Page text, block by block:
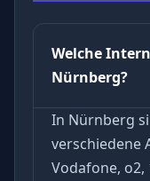
Welche
Nürnberg?
In Nürnberg
verschiedene
Vodafone, o2,